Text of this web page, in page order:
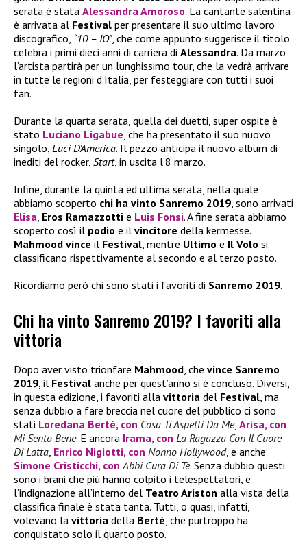
serata è stata Alessandra Amoroso. La cantante salentina
è arrivata al Festival per presentare il suo ultimo lavoro
discografico, “10 – IO”, che come appunto suggerisce il titolo
celebra i primi dieci anni di carriera di Alessandra. Da marzo
l’artista partirà per un lunghissimo tour, che la vedrà arrivare
in tutte le regioni d’Italia, per festeggiare con tutti i suoi
fan.
Durante la quarta serata, quella dei duetti, super ospite è
stato Luciano Ligabue, che ha presentato il suo nuovo
singolo, Luci D’America. Il pezzo anticipa il nuovo album di
inediti del rocker, Start, in uscita l’8 marzo.
Infine, durante la quinta ed ultima serata, nella quale
abbiamo scoperto chi ha vinto Sanremo 2019, sono arrivati
Elisa, Eros Ramazzotti e Luis Fonsi. A fine serata abbiamo
scoperto così il podio e il vincitore della kermesse.
Mahmood vince il Festival, mentre Ultimo e Il Volo si
classificano rispettivamente al secondo e al terzo posto.
Ricordiamo però chi sono stati i favoriti di Sanremo 2019.
Chi ha vinto Sanremo 2019? I favoriti alla
vittoria
Dopo aver visto trionfare Mahmood , che vince Sanremo
2019 , il Festival anche per quest’anno si è concluso. Diversi,
in questa edizione, i favoriti alla vittoria del Festival , ma
senza dubbio a fare breccia nel cuore del pubblico ci sono
stati Loredana Bertè, con Cosa Ti Aspetti Da Me, Arisa, con
Mi Sento Bene. E ancora Irama, con La Ragazza Con Il Cuore
Di Latta Enrico Nigiotti, con Nonno Hollywood, e anche
Simone Cristicchi, con Abbi Cura Di Te. Senza dubbio questi
sono i brani che più hanno colpito i telespettatori, e
l’indignazione all’interno del Teatro Ariston alla vista della
classifica finale è stata tanta. Tutti, o quasi, infatti,
volevano la vittoria della Bertè , che purtroppo ha
conquistato solo il quarto posto.